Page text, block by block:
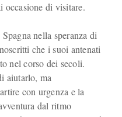
occasione di visitare.
nella speranza di
che i suoi antenati
nel corso dei secoli.
aiutarlo, ma
con urgenza e la
dal ritmo